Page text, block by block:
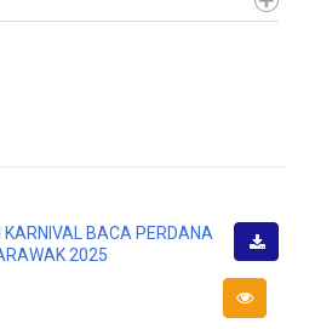
BACA PERDANA
2025
Turun